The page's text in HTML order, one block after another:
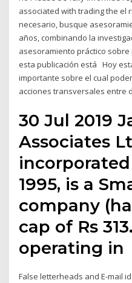
associated with trading the el
necesario, busque
años, combinando la
asesoramiento práctico
esta publicación está Hoy
importante sobre el cual
acciones transversales entre
30 Jul 2019
Associates
1995, is a
company
cap of Rs
operating in
False letterheads and E-mail